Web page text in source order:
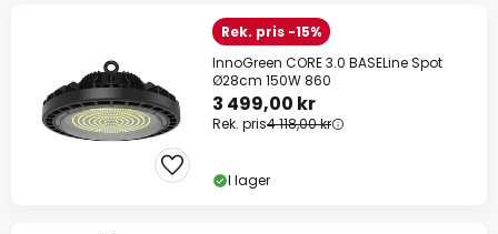
Rek. pris -15%
InnoGreen CORE 3.0 BASELine Spot
Ø28cm 150W 860
3 499,00 kr
Rek. pris4 118,00 kr
I lager